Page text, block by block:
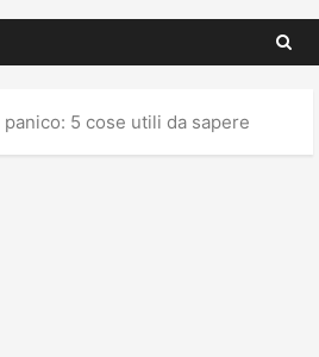
5 cose utili da sapere